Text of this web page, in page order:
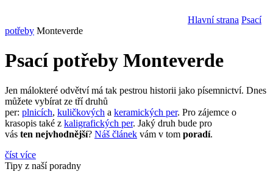
Hlavní strana Psací
potřeby Monteverde
Psací potřeby Monteverde
Jen málokteré odvětví má tak pestrou historii jako písemnictví. Dnes
můžete vybírat ze tří druhů
per: plnicích, kuličkových a keramických per. Pro zájemce o
krasopis také z kaligrafických per. Jaký druh bude pro
vás ten nejvhodnější? Náš článek vám v tom poradí.
číst více
Tipy z naší poradny